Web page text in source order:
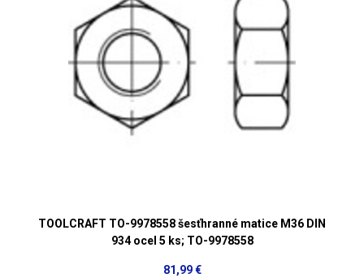
TOOLCRAFT TO-9978558 šesťhranné matice M36 DIN
934 ocel 5 ks; TO-9978558
81,99 €